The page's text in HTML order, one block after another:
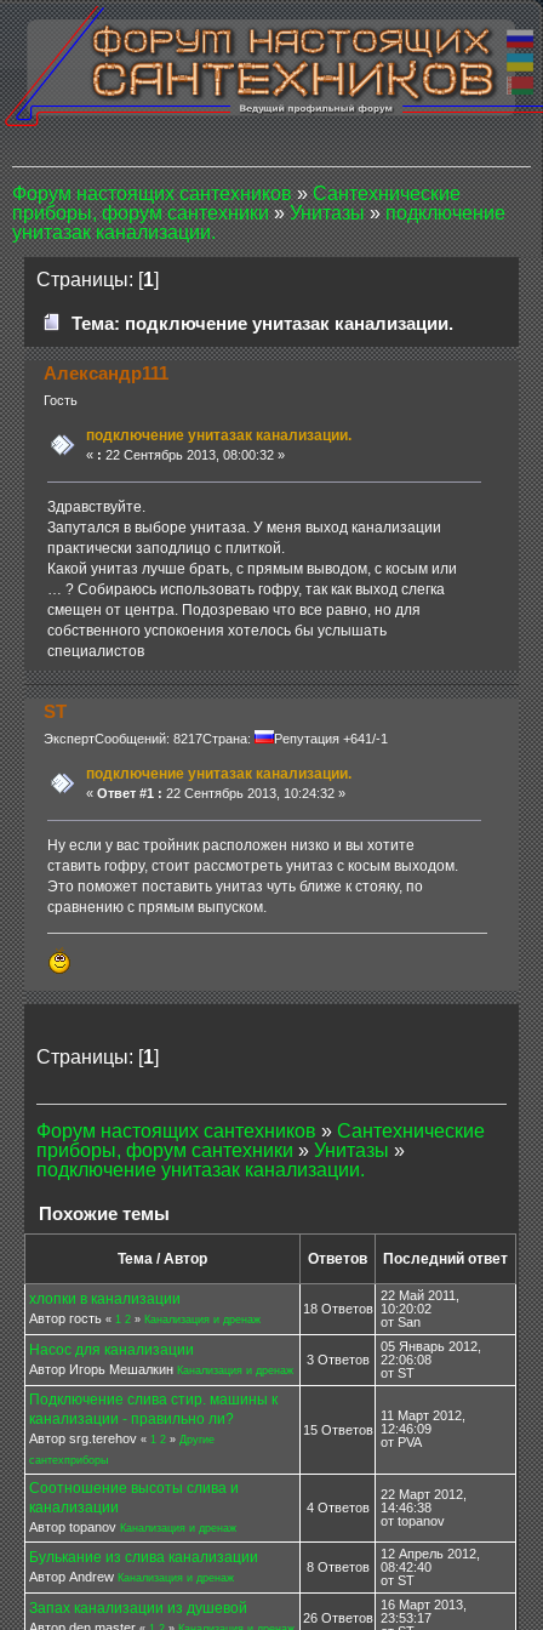
Форум настоящих сантехников»Сантехнические
приборы, форум сантехники»Унитазы»подключение
унитазак канализации.
Страницы: [1]
Тема: подключение унитазак канализации.
Александр111
Гость
подключение унитазак канализации.
« : 22 Сентябрь 2013, 08:00:32 »
Здравствуйте.
Запутался в выборе унитаза. У меня выход канализации
практически заподлицо с плиткой.
Какой унитаз лучше брать, с прямым выводом, с косым или
… ? Собираюсь использовать гофру, так как выход слегка
смещен от центра. Подозреваю что все равно, но для
собственного успокоения хотелось бы услышать
специалистов
ST
ЭкспертСообщений: 8217Страна: Репутация +641/-1
подключение унитазак канализации.
« Ответ #1 : 22 Сентябрь 2013, 10:24:32 »
Ну если у вас тройник расположен низко и вы хотите
ставить гофру, стоит рассмотреть унитаз с косым выходом.
Это поможет поставить унитаз чуть ближе к стояку, по
сравнению с прямым выпуском.
Страницы: [1]
Форум настоящих сантехников » Сантехнические
приборы, форум сантехники » Унитазы »
подключение унитазак канализации.
Похожие темы
Тема / Автор Ответов Последний ответ
хлопки в канализации
Автор гость « 1 2 » Канализация и дренаж
18 Ответов
22 Май 2011,
10:20:02
от San
Насос для канализации
Автор Игорь Мешалкин Канализация и дренаж
3 Ответов
05 Январь 2012,
22:06:08
от ST
Подключение слива стир. машины к
канализации - правильно ли?
Автор srg.terehov « 1 2 » Другие
сантехприборы
15 Ответов
11 Март 2012,
12:46:09
от PVA
Соотношение высоты слива и
канализации
Автор topanov Канализация и дренаж
4 Ответов
22 Март 2012,
14:46:38
от topanov
Булькание из слива канализации
Автор Andrew Канализация и дренаж
8 Ответов
12 Апрель 2012,
08:42:40
от ST
Запах канализации из душевой
26 Ответов
16 Март 2013,
23:53:17